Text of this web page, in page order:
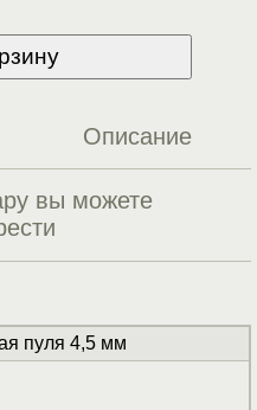
Описание
вы можете
пуля 4,5 мм